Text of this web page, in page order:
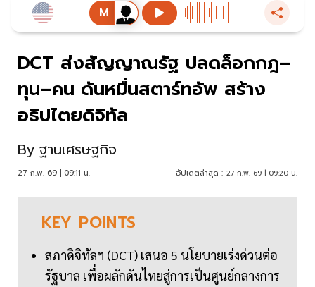
DCT ส่งสัญญาณรัฐ ปลดล็อกกฎ–
ทุน–คน ดันหมื่นสตาร์ทอัพ สร้าง
อธิปไตยดิจิทัล
By ฐานเศรษฐกิจ
27 ก.พ. 69 | 09:11 น. อัปเดตล่าสุด : 27 ก.พ. 69 | 09:20 น.
KEY POINTS
สภาดิจิทัลฯ (DCT) เสนอ 5 นโยบายเร่งด่วนต่อ
รัฐบาล เพื่อผลักดันไทยสู่การเป็นศูนย์กลางการ